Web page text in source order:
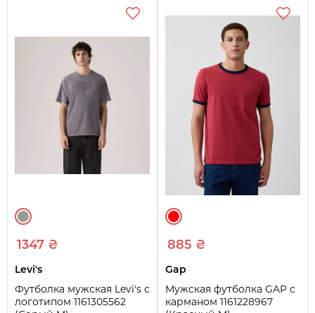
1347 ₴
Levi's
Футболка мужская Levi's с
логотипом 1161305562
885 ₴
Gap
Мужская футболка GAP с
карманом 1161228967